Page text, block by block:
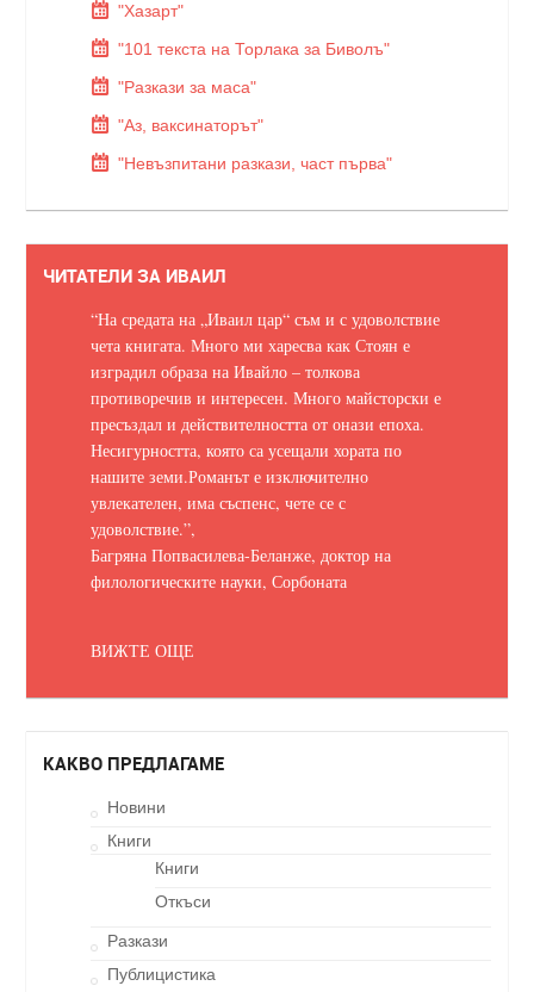
"Хазарт"
"101 текста на Торлака за Биволъ"
"Разкази за маса"
"Аз, ваксинаторът"
"Невъзпитани разкази, част първа"
ЧИТАТЕЛИ ЗА ИВАИЛ
“На средата на „Иваил цар“ съм и с удоволствие
чета книгата. Много ми харесва как Стоян е
изградил образа на Ивайло – толкова
противоречив и интересен. Много майсторски е
пресъздал и действителността от онази епоха.
Несигурността, която са усещали хората по
нашите земи.Романът е изключително
увлекателен, има съспенс, чете се с
удоволствие.”,
Багряна Попвасилева-Беланже, доктор на
филологическите науки, Сорбоната
ВИЖТЕ ОЩЕ
КАКВО ПРЕДЛАГАМЕ
Новини
Книги
Книги
Откъси
Разкази
Публицистика